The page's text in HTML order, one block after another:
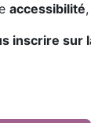
accessibilité,
inscrire sur